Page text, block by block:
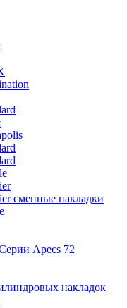
сменные накладки
Apecs 72
накладок